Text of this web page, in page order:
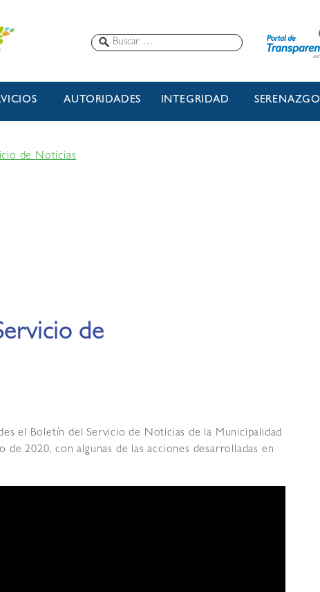
AUTORIDADES INTEGRIDAD SERENAZGO
de Noticias
de
el Boletín del Servicio de Noticias de la Municipalidad
2020, con algunas de las acciones desarrolladas en